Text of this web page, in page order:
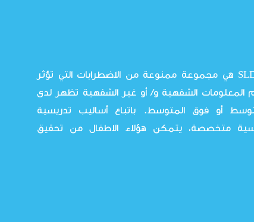
صعوبات التعلم المحددة SLD هي مجموعة ممنوعة من الاضطرابات التي تؤثر
الشفهية و/ أو غير الشفهية تظهر لدى
أو فوق المتوسط. باتباع أساليب تدريسية
متخصصة، يتمكن هؤلاء الاطفال من تحقيق